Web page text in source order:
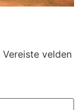
Vereiste velden